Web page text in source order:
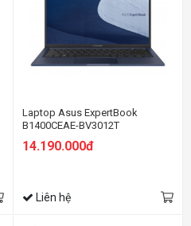
Laptop Asus ExpertBook
B1400CEAE-BV3012T
14.190.000đ
Liên hệ